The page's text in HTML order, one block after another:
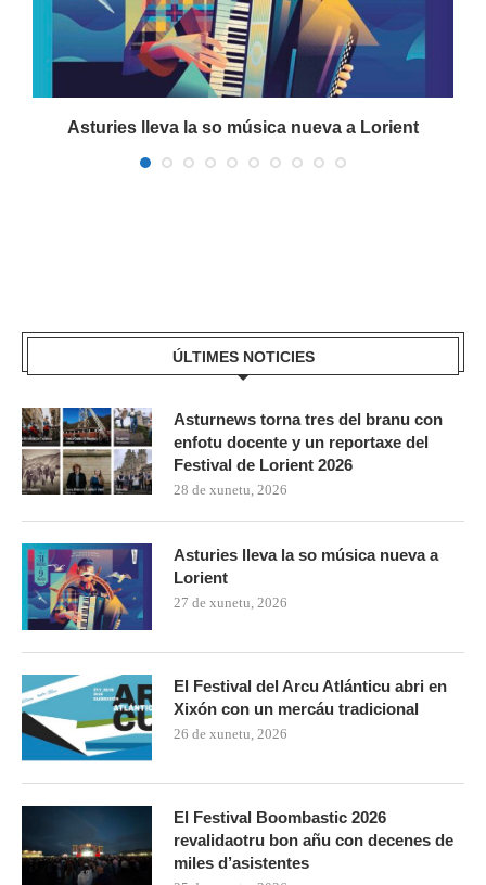
Asturies lleva la so música nueva a Lorient
ÚLTIMES NOTICIES
Asturnews torna tres del branu con
enfotu docente y un reportaxe del
Festival de Lorient 2026
28 de xunetu, 2026
Asturies lleva la so música nueva a
Lorient
27 de xunetu, 2026
El Festival del Arcu Atlánticu abri en
Xixón con un mercáu tradicional
26 de xunetu, 2026
El Festival Boombastic 2026
revalidaotru bon añu con decenes de
miles d’asistentes